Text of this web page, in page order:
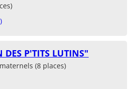
P'TITS LUTINS"
(8 places)